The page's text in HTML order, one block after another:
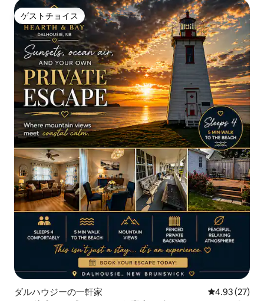
ゲストチョイス
ゲストチョイス
ダルハウジーの一軒家 レビュー27
4.93 (27)